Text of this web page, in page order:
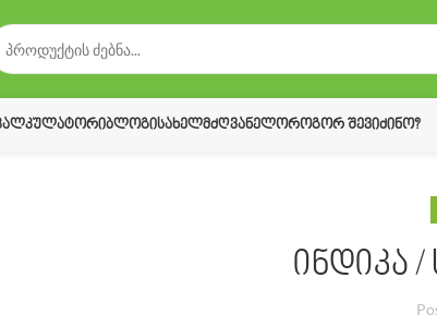
ᲑᲚᲝᲒᲘᲡᲐᲮᲔᲚᲛᲫᲦᲕᲐᲜᲔᲚᲝᲠᲝᲒᲝᲠ ᲨᲔᲕᲘᲫᲘᲜᲝ?
ინდიკა